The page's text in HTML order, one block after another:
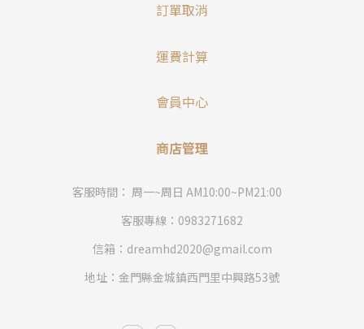
訂單取消
運費計算
會員中心
商店管理
客服時間： 周一~周日 AM10:00~PM21:00
客服專線：0983271682
信箱：dreamhd2020@gmail.com
地址：金門縣金城鎮西門里中興路53號